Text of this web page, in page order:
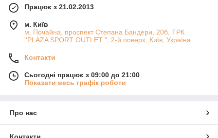
Працює з 21.02.2013
м. Київ
м. Почайна, проспект Степана Бандери, 20б, ТРК
''PLAZA SPORT OUTLET ", 2-й поверх, Київ, Україна
Контакти
Сьогодні працює з 09:00 до 21:00
Показати весь графік роботи
Про нас
Контакти